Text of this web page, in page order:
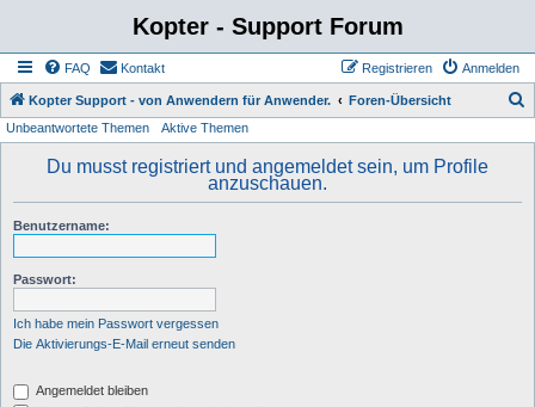
Kopter - Support Forum
FAQ Kontakt Anmelden
Registrieren
Kopter Support - von Anwendern für Anwender. Foren-Übersicht
Unbeantwortete Themen Aktive Themen
Du musst registriert und angemeldet sein, um Profile
anzuschauen.
Benutzername:
Passwort:
Ich habe mein Passwort vergessen
Die Aktivierungs-E-Mail erneut senden
Angemeldet bleiben